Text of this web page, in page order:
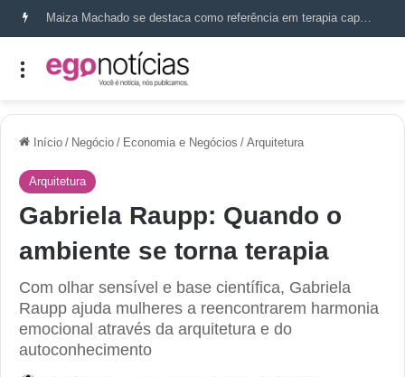
Maiza Machado se destaca como referência em terapia capilar e saúde do couro cabeludo
Início / Negócio / Economia e Negócios / Arquitetura
Arquitetura
Gabriela Raupp: Quando o
ambiente se torna terapia
Com olhar sensível e base científica, Gabriela
Raupp ajuda mulheres a reencontrarem harmonia
emocional através da arquitetura e do
autoconhecimento